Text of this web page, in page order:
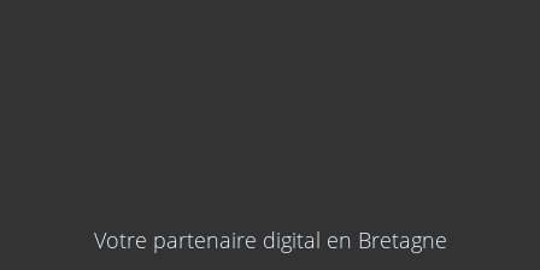
Votre partenaire digital en Bretagne